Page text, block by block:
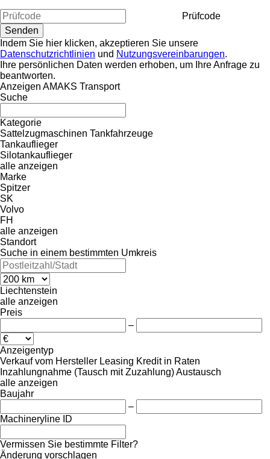
Prüfcode
Indem Sie hier klicken, akzeptieren Sie unsere
Datenschutzrichtlinien und Nutzungsvereinbarungen.
Ihre persönlichen Daten werden erhoben, um Ihre Anfrage zu
beantworten.
Anzeigen AMAKS Transport
Suche
Kategorie
Sattelzugmaschinen Tankfahrzeuge
Tankauflieger
Silotankauflieger
alle anzeigen
Marke
Spitzer
SK
Volvo
FH
alle anzeigen
Standort
Suche in einem bestimmten Umkreis
Liechtenstein
alle anzeigen
Preis
–
Anzeigentyp
Verkauf vom Hersteller Leasing Kredit in Raten
Inzahlungnahme (Tausch mit Zuzahlung)Austausch
alle anzeigen
Baujahr
–
Machineryline ID
Vermissen Sie bestimmte Filter?
Änderung vorschlagen